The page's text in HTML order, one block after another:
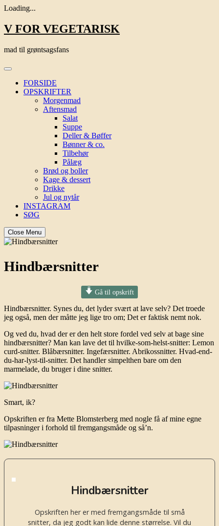
Loading...
Skip
to
V FOR VEGETARISK
mad til grøntsagsfans
FORSIDE
OPSKRIFTER
Morgenmad
Aftensmad
Salat
Suppe
Deller & Bøffer
Bønner & co.
Tilbehør
Pålæg
Brød og boller
Kage & dessert
Drikke
Jul og nytår
INSTAGRAM
SØG
Close Menu
Hindbærsnitter
Gå til opskrift
Hindbærsnitter. Synes du, det lyder svært at lave selv? Det troede
jeg også, men der måtte jeg lige tro om; Det er faktisk nemt nok.
Og ved du, hvad der er den helt store fordel ved selv at bage sine
hindbærsnitter? Man kan lave det til hvilke-som-helst-snitter: Lemon
curd-snitter. Blåbærsnitter. Ingefærsnitter. Abrikossnitter. Hvad-end-
du-har-lyst-til-snitter. Det handler simpelthen bare om den
marmelade, du bruger i dine snitter.
Smart, ik?
Opskriften er fra Mette Blomsterberg med nogle få af mine egne
tilpasninger i forhold til fremgangsmåde og så’n.
Hindbærsnitter
Opskriften her er med fremgangsmåde til små
snitter, da jeg godt kan lide denne størrelse. Vil du